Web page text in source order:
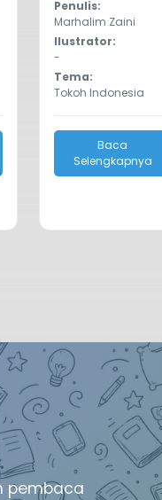
Penulis:
Marhalim Zaini
Ilustrator:
-
Tema:
Tokoh Indonesia
Baca
Selengkapnya
pembaca